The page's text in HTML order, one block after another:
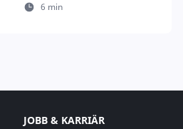
6 min
JOBB & KARRIÄR